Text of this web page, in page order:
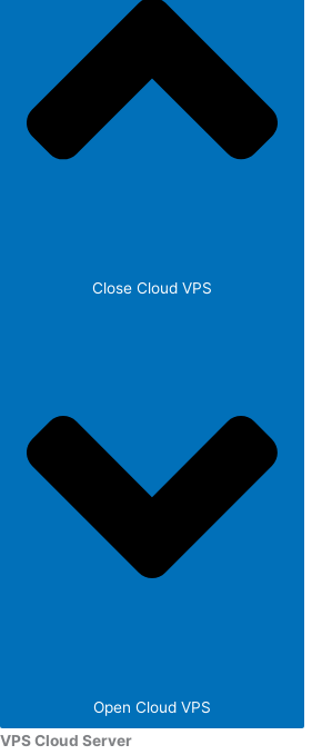
Close Cloud VPS
Open Cloud VPS
VPS Cloud Server